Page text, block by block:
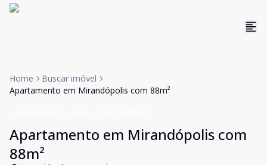
Home
Buscar imóvel
Apartamento em Mirandópolis com 88m²
Apartamento em Mirandópolis com
88m²